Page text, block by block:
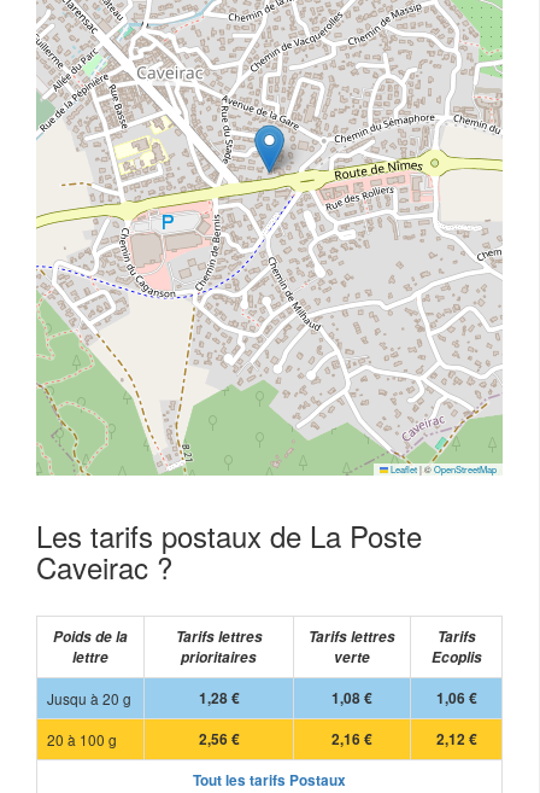
Leaflet|©OpenStreetMap
Les tarifs postaux de La Poste
Caveirac ?
Poids de la
lettre
Tarifs lettres
prioritaires
Tarifs lettres
verte
Tarifs
Ecoplis
Jusqu à 20 g
1,28 € 1,08 €
1,06 €
20 à 100 g
2,56 € 2,16 €
2,12 €
Tout les tarifs Postaux